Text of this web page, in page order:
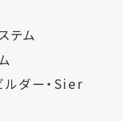
テム
ルダー・Sier